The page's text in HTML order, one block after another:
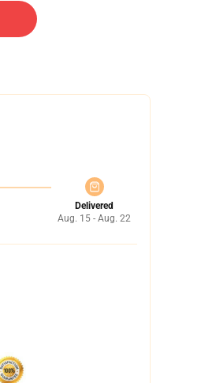
Delivered
Aug. 15 - Aug. 22